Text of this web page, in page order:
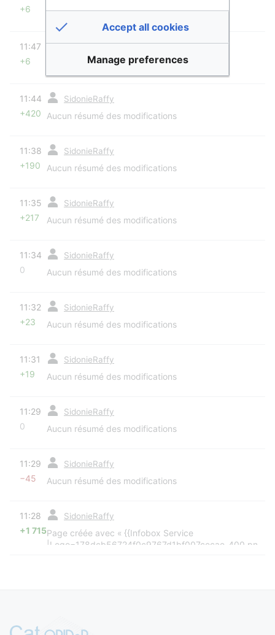
+6 Aucun résumé des modifications
11:47 SidonieRaffy
+6 Aucun résumé des modifications
11:44 SidonieRaffy
+420 Aucun résumé des modifications
11:38 SidonieRaffy
+190 Aucun résumé des modifications
11:35 SidonieRaffy
+217 Aucun résumé des modifications
11:34 SidonieRaffy
0 Aucun résumé des modifications
11:32 SidonieRaffy
+23 Aucun résumé des modifications
11:31 SidonieRaffy
+19 Aucun résumé des modifications
11:29 SidonieRaffy
0 Aucun résumé des modifications
11:29 SidonieRaffy
−45 Aucun résumé des modifications
11:28 SidonieRaffy
+1 715Page créée avec « {{Infobox Service
|Logo=178dcb56724f0c9767d1bf007cecae-400.png
Accept all cookies
Manage preferences